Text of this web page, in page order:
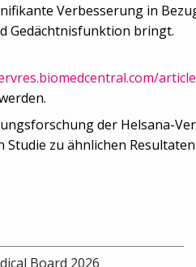
Verbesserung in
Gedächtnisfunktion bringt.
der Helsana-
zu ähnlichen
Board 2026